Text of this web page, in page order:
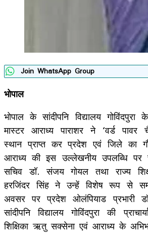
Join WhatsApp Group
भोपाल
भोपाल के सांदीपनि विद्यालय
मास्टर आराध्य पाराशर ने ‘वर्ड पावर
स्थान प्राप्त कर प्रदेश एवं जिले का
आराध्य की इस उल्लेखनीय उपलब्धि पर
सचिव डॉ. संजय गोयल तथा राज्य
हरजिंदर सिंह ने उन्हें विशेष रूप से
अवसर पर प्रदेश ओलंपियाड प्रभारी
सांदीपनि विद्यालय गोविंदपुरा की
शिक्षिका ऋतु सक्सेना एवं आराध्य के